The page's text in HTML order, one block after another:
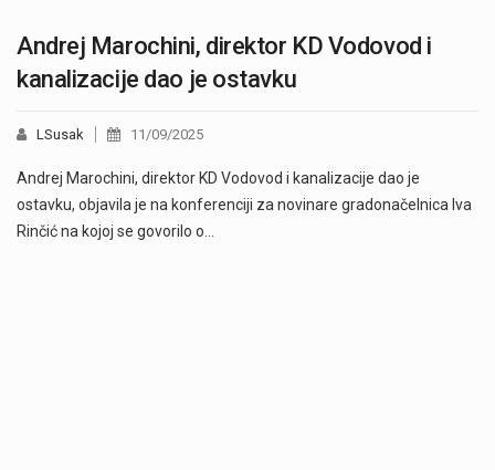
Andrej Marochini, direktor KD Vodovod i
kanalizacije dao je ostavku
LSusak 11/09/2025
Andrej Marochini, direktor KD Vodovod i kanalizacije dao je
ostavku, objavila je na konferenciji za novinare gradonačelnica Iva
Rinčić na kojoj se govorilo o…